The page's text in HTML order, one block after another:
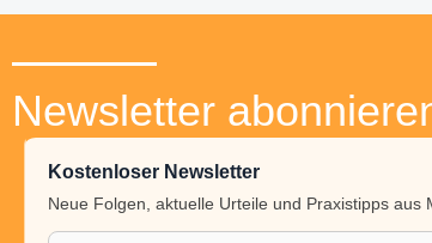
Newsletter
Kostenloser Newsletter
Neue Folgen, aktuelle Urteile und Praxistipps